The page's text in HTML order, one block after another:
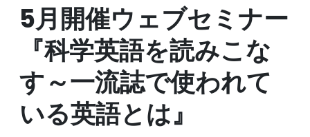
5月開催ウェブセミナー
『科学英語を読みこな
す～一流誌で使われて
いる英語とは』